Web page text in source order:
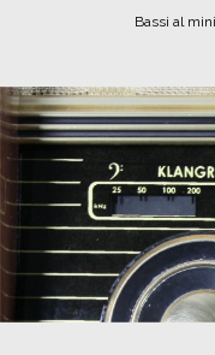
Bassi al